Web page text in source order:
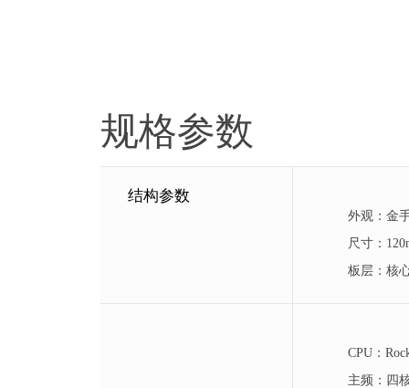
规格参数
结构参数
外观：金
尺寸：
板层：核
CPU：
主频：四